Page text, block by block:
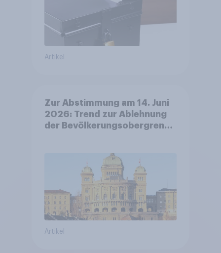
Artikel
Zur Abstimmung am 14. Juni
2026: Trend zur Ablehnung
der Bevölkerungsobergrenze
Zivildienstgesetz sinken
Artikel